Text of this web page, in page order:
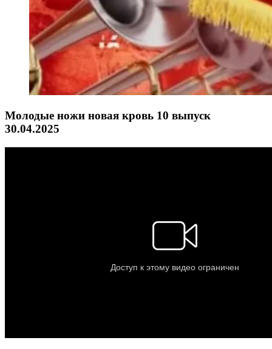
Молодые ножи новая кровь 10 выпуск
30.04.2025